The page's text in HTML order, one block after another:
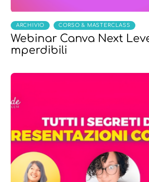
ARCHIVIO , CORSO & MASTERCLASS
Webinar Canva Next
mperdibili